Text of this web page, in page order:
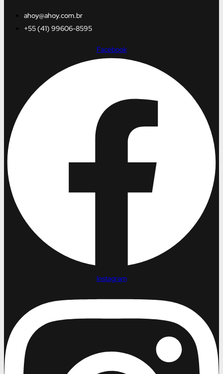
ahoy@ahoy.com.br
+55 (41) 99606-8595
Facebook
Instagram